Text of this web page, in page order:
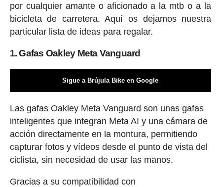
por cualquier amante o aficionado a la mtb o a la
bicicleta de carretera. Aquí os dejamos nuestra
particular lista de ideas para regalar.
1. Gafas Oakley Meta Vanguard
Sigue a Brújula Bike en Google
Las gafas Oakley Meta Vanguard son unas gafas
inteligentes que integran Meta AI y una cámara de
acción directamente en la montura, permitiendo
capturar fotos y vídeos desde el punto de vista del
ciclista, sin necesidad de usar las manos.
Gracias a su compatibilidad con